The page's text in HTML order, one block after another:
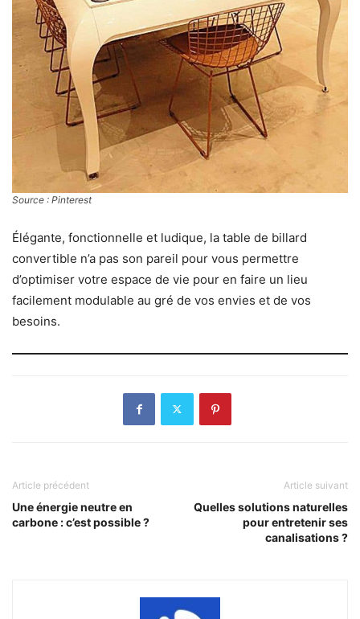
Source : Pinterest
Élégante, fonctionnelle et ludique, la table de billard
convertible n’a pas son pareil pour vous permettre
d’optimiser votre espace de vie pour en faire un lieu
facilement modulable au gré de vos envies et de vos
besoins.
Article précédent
Une énergie neutre en
carbone : c’est possible ?
Article suivant
Quelles solutions naturelles
pour entretenir ses
canalisations ?